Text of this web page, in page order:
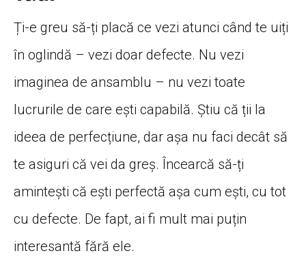
Ți-e greu să-ți placă ce vezi atunci când te uiți
în oglindă – vezi doar defecte. Nu vezi
imaginea de ansamblu – nu vezi toate
lucrurile de care ești capabilă. Știu că ții la
ideea de perfecțiune, dar așa nu faci decât să
te asiguri că vei da greș. Încearcă să-ți
amintești că ești perfectă așa cum ești, cu tot
cu defecte. De fapt, ai fi mult mai puțin
interesantă fără ele.